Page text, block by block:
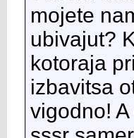
mojete
ubivajut?
kotoraja
izbavitsa
vigodno!